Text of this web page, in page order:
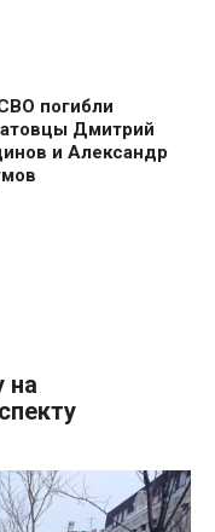
погибли
Дмитрий
и Александр
на